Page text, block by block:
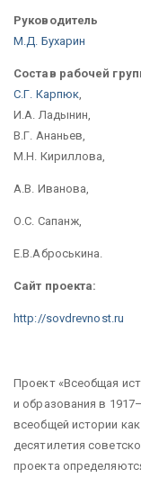
Руководитель
М.Д. Бухарин
Состав рабочей
С.Г. Карпюк
И.А. Ладынин,
В.Г. Ананьев,
М.Н. Кириллова,
А.В. Иванова,
О.С. Сапанж,
Е.В.Аброськина.
Сайт проекта:
http://sovdrevnost.ru
Проект «Всеобщая
и образования в
всеобщей истории
десятилетия
проекта